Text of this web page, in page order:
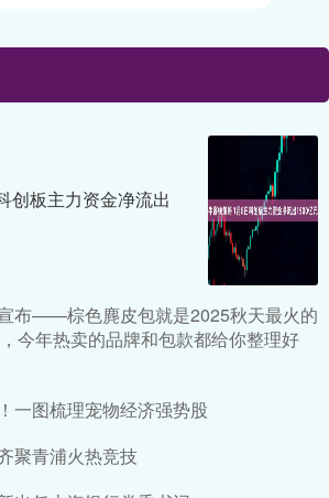
创板主力资金净流出
布——棕色麂皮包就是2025秋天最火的
今年热卖的品牌和包款都给你整理好
一图梳理宠物经济强势股
聚青浦火热竞技